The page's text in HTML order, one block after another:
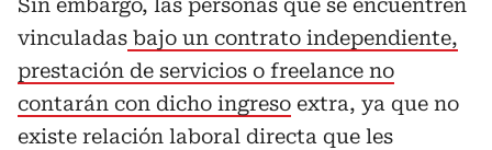
Sin embargo, las personas que se encuentren
vinculadas bajo un contrato independiente,
prestación de servicios o freelance no
contarán con dicho ingreso extra, ya que no
existe relación laboral directa que les